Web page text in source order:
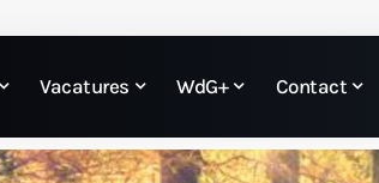
Vacatures WdG+ Contact